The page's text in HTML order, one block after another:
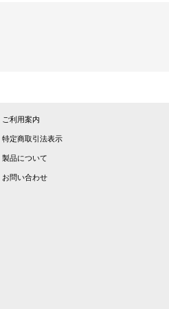
ご利用案内
特定商取引法表示
製品について
お問い合わせ